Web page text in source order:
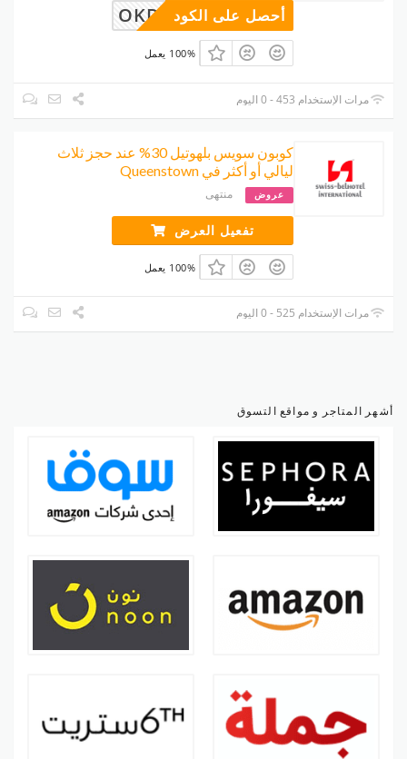
OKDIRECTأحصل على الكود
100% يعمل
مرات الإستخدام 453 - 0 اليوم
كوبون سويس بلهوتيل 30% عند حجز ثلاث
ليالي أو أكثر في Queenstown
عروض منتهى
تفعيل العرض
100% يعمل
مرات الإستخدام 525 - 0 اليوم
أشهر المتاجر و مواقع التسوق